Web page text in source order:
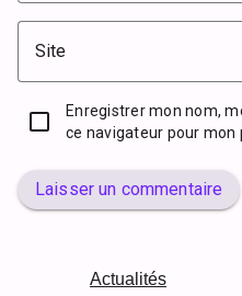
Site
Enregistrer mon nom,
ce navigateur pour
Laisser un commentaire
Actualités